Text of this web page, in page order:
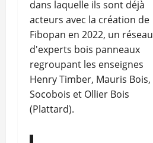
dans laquelle ils sont déjà
acteurs avec la création de
Fibopan en 2022, un réseau
d'experts bois panneaux
regroupant les enseignes
Henry Timber, Mauris Bois,
Socobois et Ollier Bois
(Plattard).